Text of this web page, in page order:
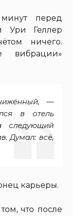
перед
Ури Геллер
ничего.
вибрации»
—
в отель
следующий
Думал: всё,
карьеры.
что после